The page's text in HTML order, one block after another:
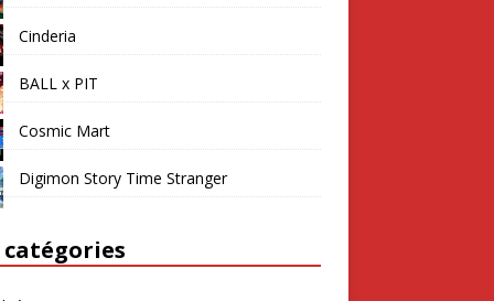
Cinderia
BALL x PIT
Cosmic Mart
Digimon Story Time Stranger
catégories